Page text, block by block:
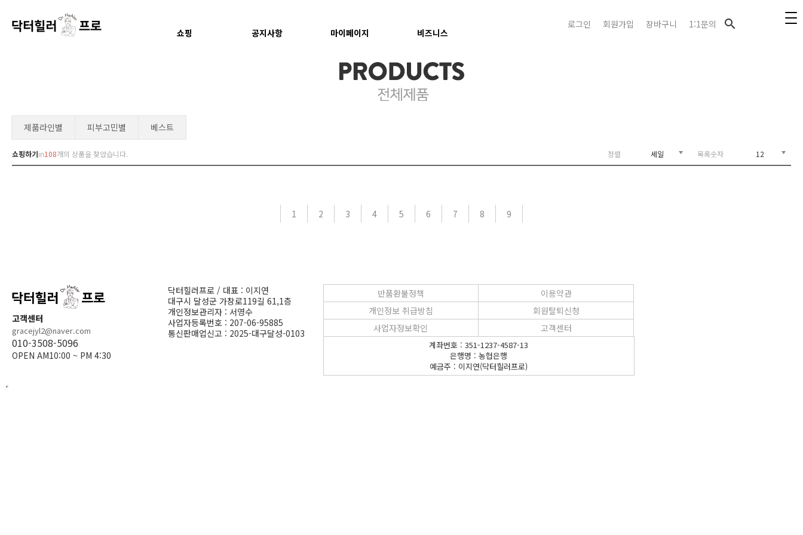
쇼핑 공지사항 마이페이지 비즈니스
로그인 회원가입 장바구니 1:1문의 search
제품라인별 피부고민별 베스트
쇼핑하기in108개의 상품을 찾았습니다. 정렬 세일 목록숫자 12
1 2 3 4 5 6 7 8 9
고객센터
gracejyl2@naver.com
010-3508-5096
OPEN AM10:00 ~ PM 4:30
닥터힐러프로 / 대표 : 이지연
대구시 달성군 가창로119길 61,1층
개인정보관리자 : 서영수
사업자등록번호 : 207-06-95885
통신판매업신고 : 2025-대구달성-0103
반품환불정책
이용약관
개인정보 취급방침
회원탈퇴신청
사업자정보확인
고객센터
계좌번호 : 351-1237-4587-13
은행명 : 농협은행
예금주 : 이지연(닥터힐러프로)